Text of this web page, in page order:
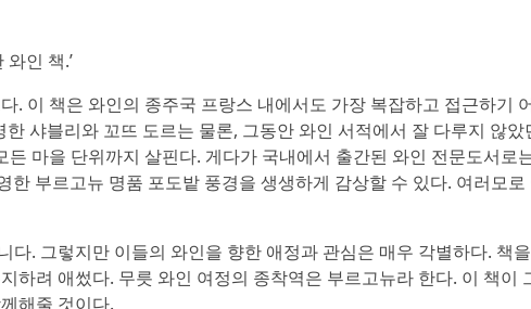
인 책.’
. 이 책은 와인의 종주국 프랑스 내에서도 가장 복잡하고 접근하기
한 샤블리와 꼬뜨 도르는 물론, 그동안 와인 서적에서 잘 다루지 않았
마을 단위까지 살핀다. 게다가 국내에서 출간된 와인 전문도서로
한 부르고뉴 명품 포도밭 풍경을 생생하게 감상할 수 있다. 여러모로
다. 그렇지만 이들의 와인을 향한 애정과 관심은 매우 각별하다. 책
하려 애썼다. 무릇 와인 여정의 종착역은 부르고뉴라 한다. 이 책이
해줄 것이다.